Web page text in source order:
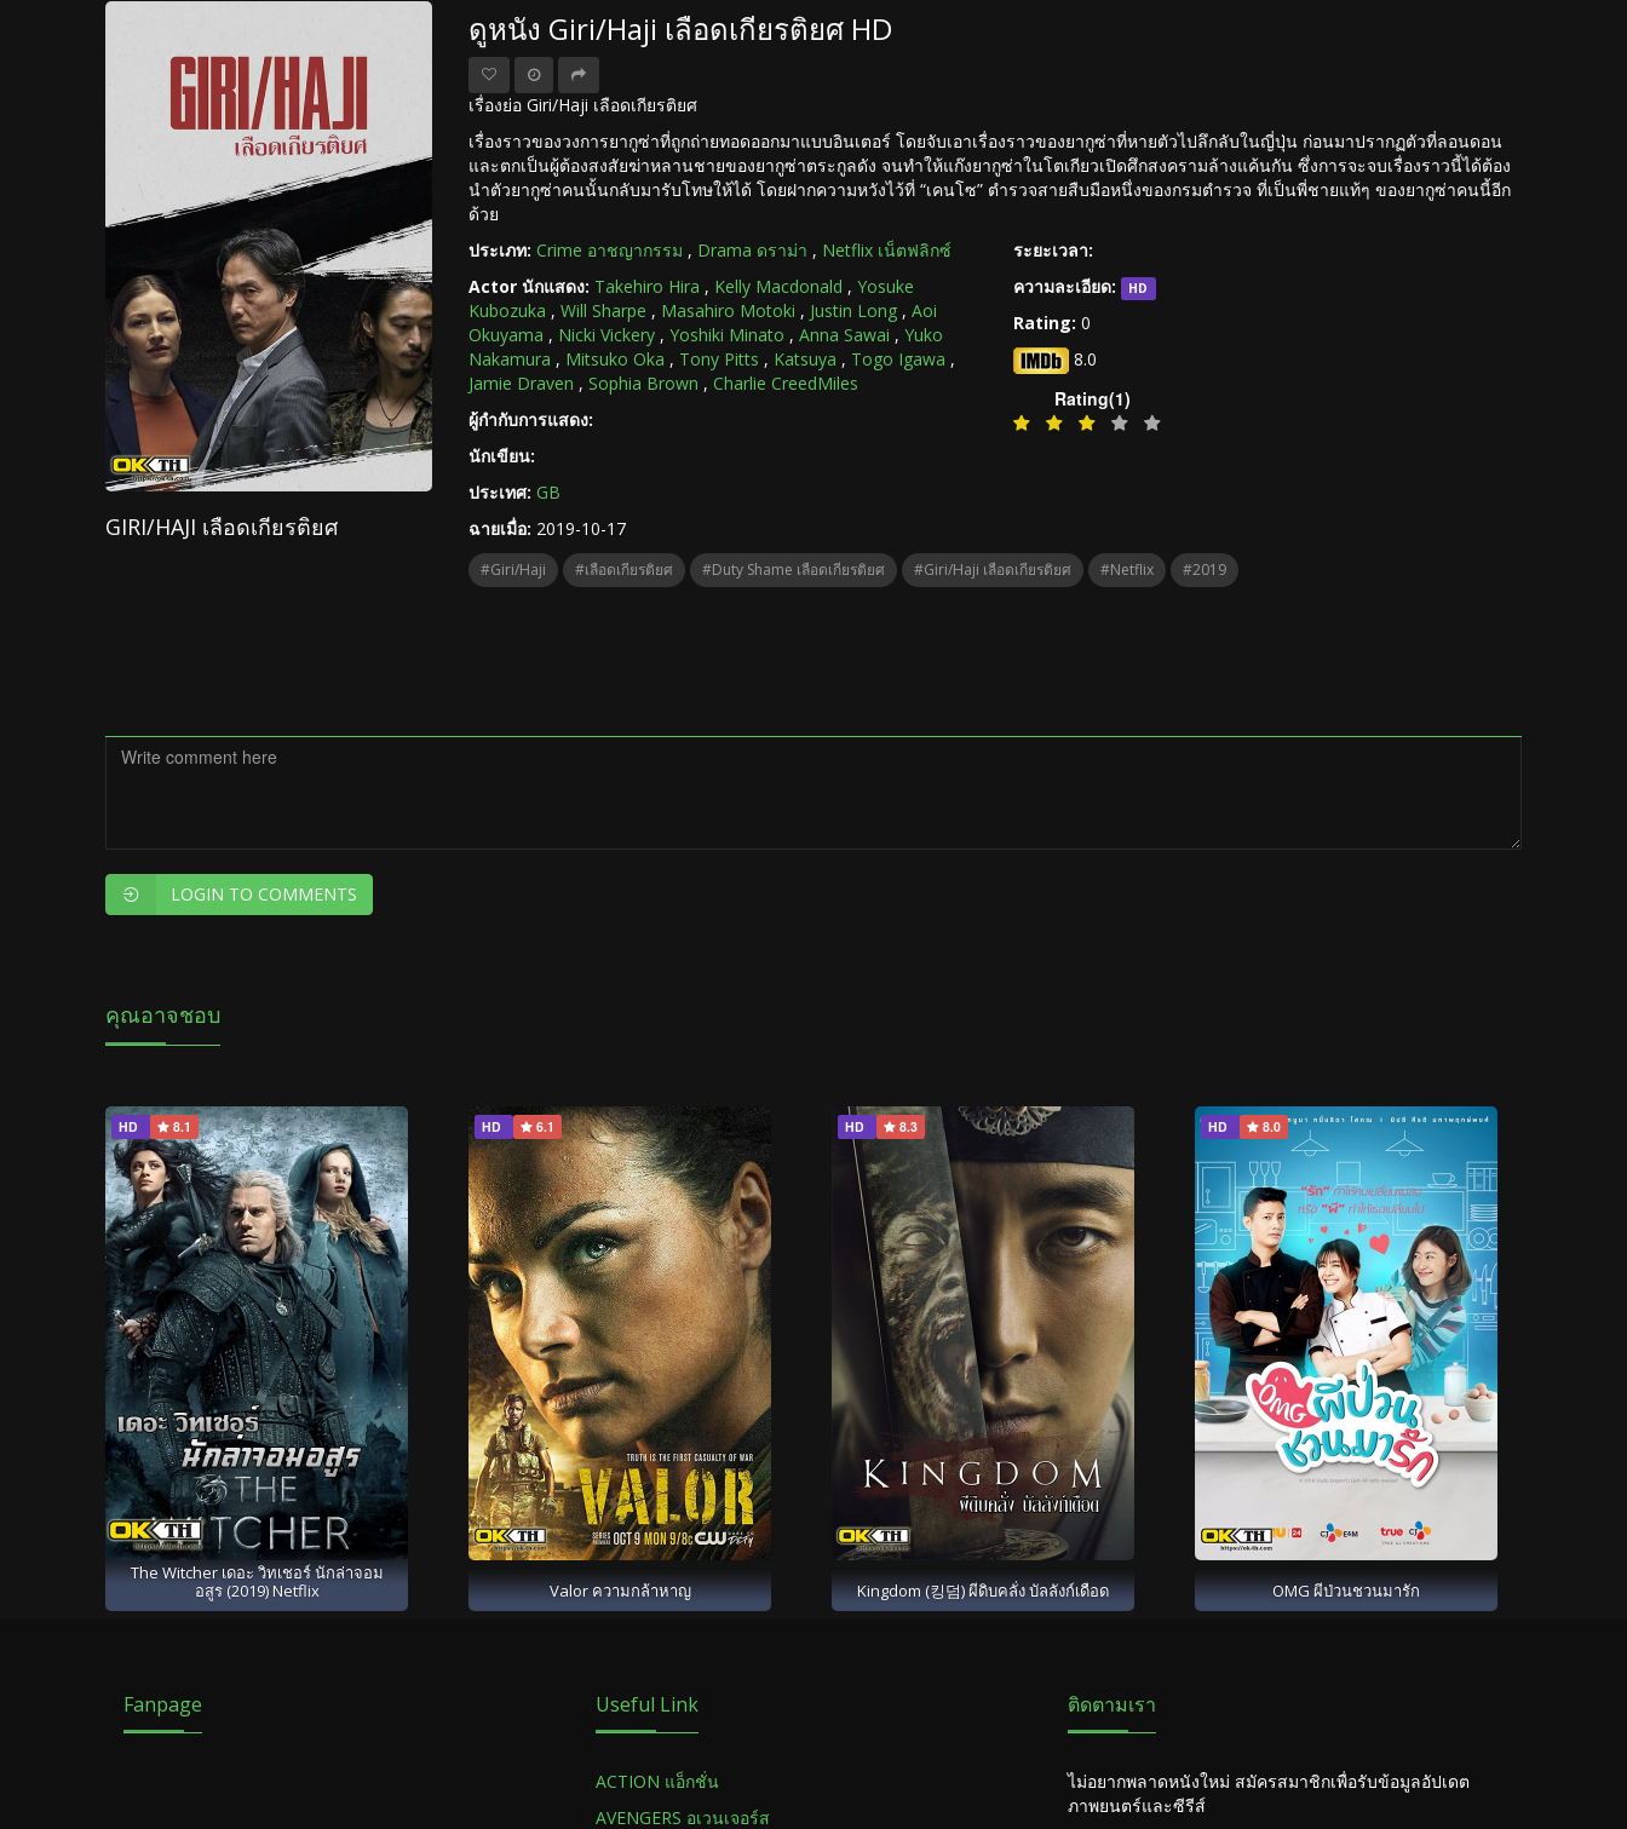
GIRI/HAJI เลือดเกียรติยศ
ดูหนัง Giri/Haji เลือดเกียรติยศ HD
เรื่องย่อ Giri/Haji เลือดเกียรติยศ
เรื่องราวของวงการยากูซ่าที่ถูกถ่ายทอดออกมาแบบอินเตอร์ โดยจับเอาเรื่องราวของยากูซ่าที่หายตัวไปลึกลับในญี่ปุ่น ก่อนมาปรากฏตัวที่ลอนดอน
และตกเป็นผู้ต้องสงสัยฆ่าหลานชายของยากูซ่าตระกูลดัง จนทำให้แก๊งยากูซ่าในโตเกียวเปิดศึกสงครามล้างแค้นกัน ซึ่งการจะจบเรื่องราวนี้ได้ต้อง
นำตัวยากูซ่าคนนั้นกลับมารับโทษให้ได้ โดยฝากความหวังไว้ที่ “เคนโซ” ตำรวจสายสืบมือหนึ่งของกรมตำรวจ ที่เป็นพี่ชายแท้ๆ ของยากูซ่าคนนี้อีก
ด้วย
ประเภท: Crime อาชญากรรม , Drama ดราม่า , Netflix เน็ตฟลิกซ์
Actor นักแสดง: Takehiro Hira , Kelly Macdonald , Yosuke
Kubozuka , Will Sharpe , Masahiro Motoki , Justin Long , Aoi
Okuyama , Nicki Vickery , Yoshiki Minato , Anna Sawai , Yuko
Nakamura , Mitsuko Oka , Tony Pitts , Katsuya , Togo Igawa ,
Jamie Draven , Sophia Brown , Charlie CreedMiles
ผู้กำกับการแสดง:
นักเขียน:
ประเทศ: GB
ฉายเมื่อ: 2019-10-17
ระยะเวลา:
ความละเอียด:
HD
Rating: 0
8.0
Rating(1)
#Giri/Haji #เลือดเกียรติยศ #Duty Shame เลือดเกียรติยศ #Giri/Haji เลือดเกียรติยศ #netflix #2019
LOGIN TO COMMENTS
คุณอาจชอบ
HD 8.1
The Witcher เดอะ วิทเชอร์ นักล่าจอม
อสูร (2019) Netflix
HD 6.1
Valor ความกล้าหาญ
HD 8.3
Kingdom (킹덤) ผีดิบคลั่ง บัลลังก์เดือด
HD 8.0
OMG ผีป่วนชวนมารัก
Fanpage Useful Link
ACTION แอ็กชั่น
AVENGERS อเวนเจอร์ส
ติดตามเรา
ไม่อยากพลาดหนังใหม่ สมัครสมาชิกเพื่อรับข้อมูลอัปเดต
ภาพยนตร์และซีรีส์